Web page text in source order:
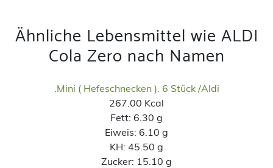
Ähnliche Lebensmittel wie ALDI
Cola Zero nach Namen
.Mini ( Hefeschnecken ). 6 Stück /Aldi
267.00 Kcal
Fett: 6.30 g
Eiweis: 6.10 g
KH: 45.50 g
Zucker: 15.10 g